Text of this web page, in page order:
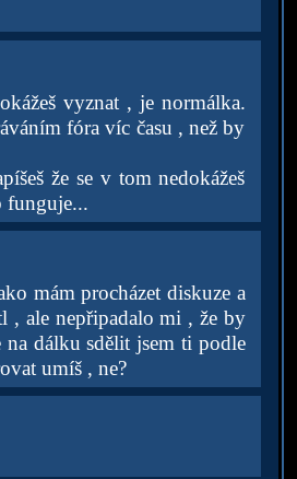
vyznat , je normálka.
fóra víc času , než by
že se v tom nedokážeš
funguje...
mám procházet diskuze a
, ale nepřipadalo mi , že by
dálku sdělit jsem ti podle
umíš , ne?